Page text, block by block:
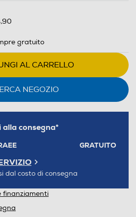
gratuito
AL CARRELLO
NEGOZIO
consegna*
GRATUITO
dal costo di consegna
finanziamenti